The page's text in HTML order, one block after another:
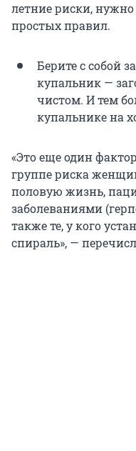
летние риски,
простых правил.
Берите с собой
купальник —
чистом. И тем
купальнике на
«Это еще один
группе риска
половую жизнь,
заболеваниями
также те, у кого
спираль», —